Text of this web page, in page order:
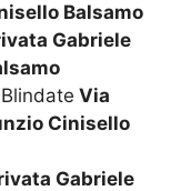
Balsamo
Gabriele
Via
Cinisello
Gabriele